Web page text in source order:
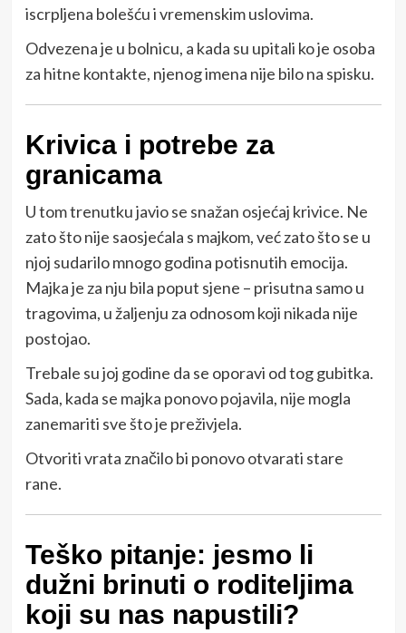
iscrpljena bolešću i vremenskim uslovima.
Odvezena je u bolnicu, a kada su upitali ko je osoba
za hitne kontakte, njenog imena nije bilo na spisku.
Krivica i potrebe za
granicama
U tom trenutku javio se snažan osjećaj krivice. Ne
zato što nije saosjećala s majkom, već zato što se u
njoj sudarilo mnogo godina potisnutih emocija.
Majka je za nju bila poput sjene – prisutna samo u
tragovima, u žaljenju za odnosom koji nikada nije
postojao.
Trebale su joj godine da se oporavi od tog gubitka.
Sada, kada se majka ponovo pojavila, nije mogla
zanemariti sve što je preživjela.
Otvoriti vrata značilo bi ponovo otvarati stare
rane.
Teško pitanje: jesmo li
dužni brinuti o roditeljima
koji su nas napustili?